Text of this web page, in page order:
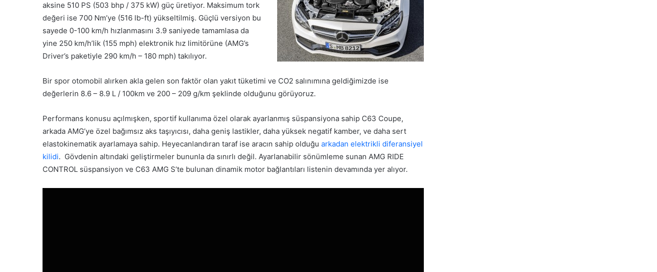
aksine 510 PS (503 bhp / 375 kW) güç üretiyor. Maksimum tork
değeri ise 700 Nm’ye (516 lb-ft) yükseltilmiş. Güçlü versiyon bu
sayede 0-100 km/h hızlanmasını 3.9 saniyede tamamlasa da
yine 250 km/h’lik (155 mph) elektronik hız limitörüne (AMG’s
Driver’s paketiyle 290 km/h – 180 mph) takılıyor.
Bir spor otomobil alırken akla gelen son faktör olan yakıt tüketimi ve CO2 salınımına geldiğimizde ise
değerlerin 8.6 – 8.9 L / 100km ve 200 – 209 g/km şeklinde olduğunu görüyoruz.
Performans konusu açılmışken, sportif kullanıma özel olarak ayarlanmış süspansiyona sahip C63 Coupe,
arkada AMG’ye özel bağımsız aks taşıyıcısı, daha geniş lastikler, daha yüksek negatif kamber, ve daha sert
elastokinematik ayarlamaya sahip. Heyecanlandıran taraf ise aracın sahip olduğu arkadan elektrikli diferansiyel
kilidi. Gövdenin altındaki geliştirmeler bununla da sınırlı değil. Ayarlanabilir sönümleme sunan AMG RIDE
CONTROL süspansiyon ve C63 AMG S’te bulunan dinamik motor bağlantıları listenin devamında yer alıyor.